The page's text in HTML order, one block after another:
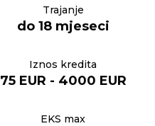
Trajanje
do 18 mjeseci
Iznos kredita
75 EUR - 4000 EUR
EKS max